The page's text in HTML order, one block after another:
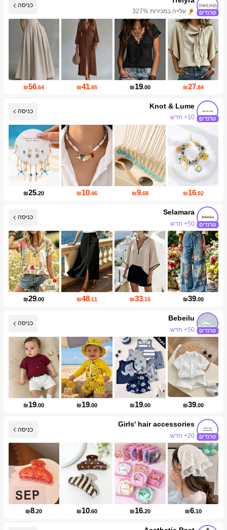
עלייה במכירות 327%
עליית עוקבים של 413%
כניסה
₪27.84
₪19.00
₪41.65
₪56.64
Knot & Lume
10+ חדש
כניסה
₪16.92
₪9.68
₪10.46
₪25.20
Selamara
50+ חדש
עליית עוקבים של 14%
כניסה
₪39.00
₪33.15
₪48.11
₪29.00
Bebeilu
50+ חדש
עליית עוקבים של 18%
כניסה
₪39.00
₪19.00
₪19.00
₪19.00
Girls' hair accessories
20+ חדש
כניסה
₪6.10
₪16.20
₪10.60
₪8.20